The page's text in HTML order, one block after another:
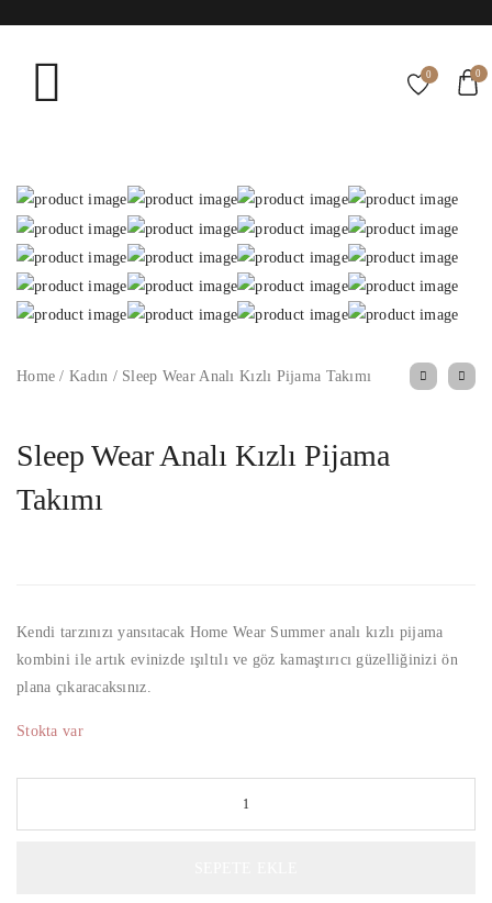
0 0
Home / Kadın /Sleep Wear Analı Kızlı Pijama Takımı
Sleep Wear Analı Kızlı Pijama
Takımı
Kendi tarzınızı yansıtacak Home Wear Summer analı kızlı pijama
kombini ile artık evinizde ışıltılı ve göz kamaştırıcı güzelliğinizi ön
plana çıkaracaksınız.
Stokta var